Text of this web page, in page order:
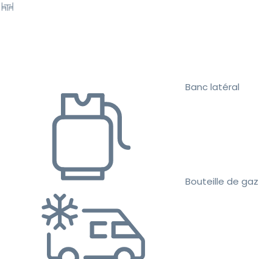
Banc latéral
Bouteille de gaz